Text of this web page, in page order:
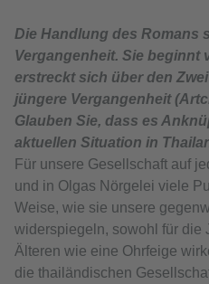
Die Handlung des Romans
Vergangenheit. Sie beginnt
erstreckt sich über den
jüngere Vergangenheit
Glauben Sie, dass es
aktuellen Situation in
Für unsere Gesellschaft auf
und in Olgas Nörgelei viele
Weise, wie sie unsere
widerspiegeln, sowohl für die
Älteren wie eine Ohrfeige
die thailändischen